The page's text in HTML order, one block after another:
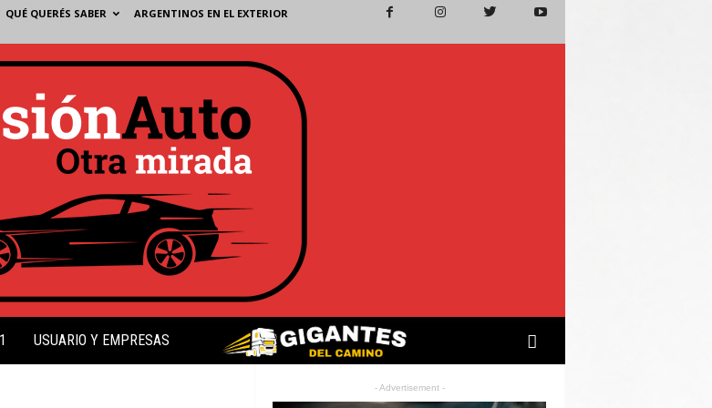
QUÉ QUERÉS SABER ARGENTINOS EN EL EXTERIOR
USUARIO Y EMPRESAS
- Advertisement -